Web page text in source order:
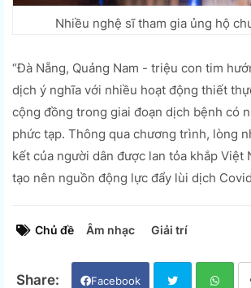
Nhiều nghệ sĩ tham gia ủng hộ
“Đà Nẵng, Quảng Nam - triệu con tim
dịch ý nghĩa với nhiều hoạt động thiết
cộng đồng trong giai đoạn dịch bệnh có
phức tạp. Thông qua chương trình, lòng
kết của người dân được lan tỏa khắp Việt
tạo nên nguồn động lực đẩy lùi dịch
Chủ đề Âm nhạc Giải trí
Facebook